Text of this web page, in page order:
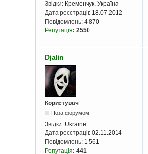
Звідки: Кременчук, Україна
Дата реєстрації: 18.07.2012
Повідомлень: 4 870
Репутація: 2550
Djalin
Користувач
Поза форумом
Звідки: Ukraine
Дата реєстрації: 02.11.2014
Повідомлень: 1 561
Репутація: 441